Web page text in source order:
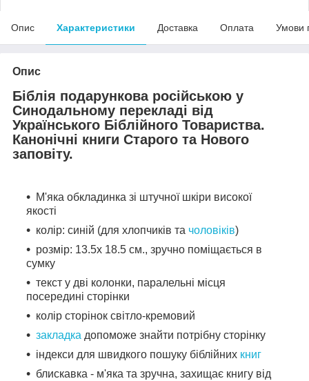
Опис Характеристики Доставка Оплата Умови
Опис
Біблія подарункова російською у
Синодальному перекладі від
Українського Біблійного Товариства.
Канонічні книги Старого та Нового
заповіту.
М'яка обкладинка зі штучної шкіри високої
якості
колір: синій (для хлопчиків та чоловіків)
розмір: 13.5х 18.5 см., зручно поміщається в
сумку
текст у дві колонки, паралельні місця
посередині сторінки
колір сторінок світло-кремовий
закладка допоможе знайти потрібну сторінку
індекси для швидкого пошуку біблійних книг
блискавка - м'яка та зручна, захищає книгу від